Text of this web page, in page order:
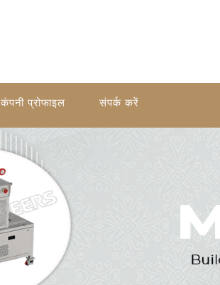
कंपनी प्रोफाइल संपर्क करें